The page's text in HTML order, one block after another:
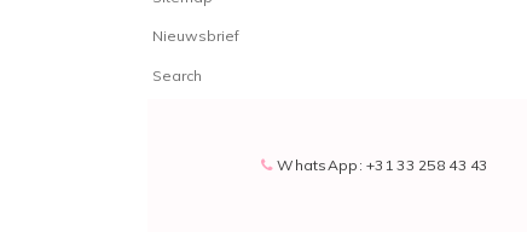
Nieuwsbrief
Search
WhatsApp: +31 33 258 43 43